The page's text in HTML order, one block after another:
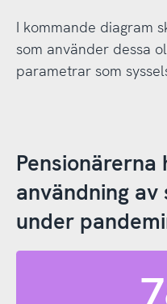
I kommande diagram
som använder dessa
parametrar som
Pensionärerna
användning
under